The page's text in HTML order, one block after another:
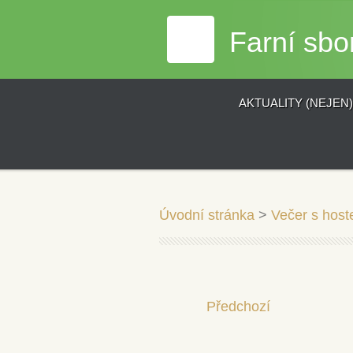
Farní
AKTUALITY
Úvodní stránka > Večer s
Předchozí